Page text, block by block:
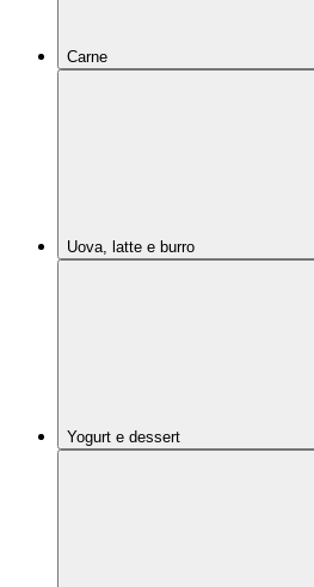
Carne
Uova, latte e burro
Yogurt e dessert